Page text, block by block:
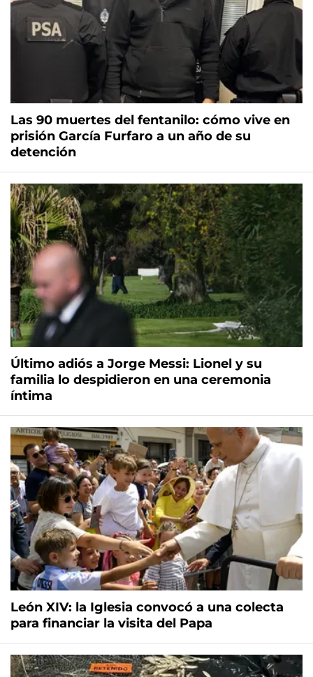
Las 90 muertes del fentanilo: cómo vive en
prisión García Furfaro a un año de su
detención
Último adiós a Jorge Messi: Lionel y su
familia lo despidieron en una ceremonia
íntima
León XIV: la Iglesia convocó a una colecta
para financiar la visita del Papa